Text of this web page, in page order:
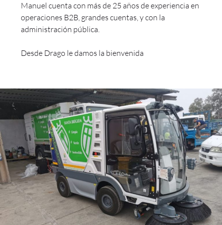
Manuel cuenta con más de 25 años de experiencia en
operaciones B2B, grandes cuentas, y con la
administración pública.
Desde Drago le damos la bienvenida